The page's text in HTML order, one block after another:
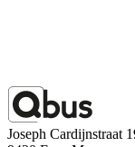
Joseph Cardijnstraat